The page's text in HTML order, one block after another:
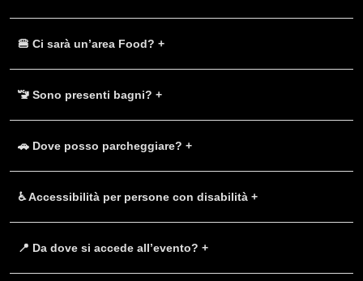
🍔 Ci sarà un’area Food? +
🚾 Sono presenti bagni? +
🚗 Dove posso parcheggiare? +
♿ Accessibilità per persone con disabilità +
📍 Da dove si accede all’evento? +